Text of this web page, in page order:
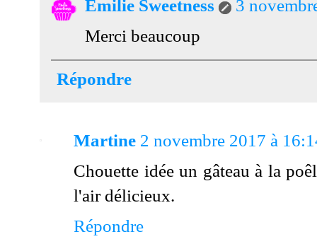
Emilie Sweetness
3
Merci beaucoup
Répondre
Martine 2 novembre 2017 à
Chouette idée un gâteau à la
l'air délicieux.
Répondre